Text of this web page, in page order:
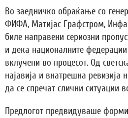
Во заедничко обраќање со
ФИФА, Матијас Графстром,
биле направени сериозни
и дека националните
вклучени во процесот. Од
најавија и внатрешна ревизија
да се спречат слични ситуации
Предлогот предвидуваше